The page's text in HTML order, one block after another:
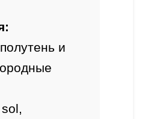
и
sol,